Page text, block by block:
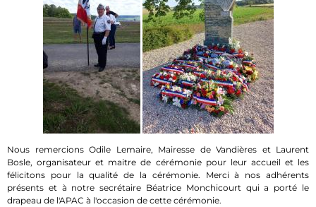
Nous remercions Odile Lemaire, Mairesse de Vandières et Laurent
Bosle, organisateur et maitre de cérémonie pour leur accueil et les
félicitons pour la qualité de la cérémonie. Merci à nos adhérents
présents et à notre secrétaire Béatrice Monchicourt qui a porté le
drapeau de l'APAC à l'occasion de cette cérémonie.